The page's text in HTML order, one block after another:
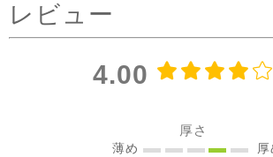
クが明る
🔶
レビュー
4.00
厚さ
薄め 厚